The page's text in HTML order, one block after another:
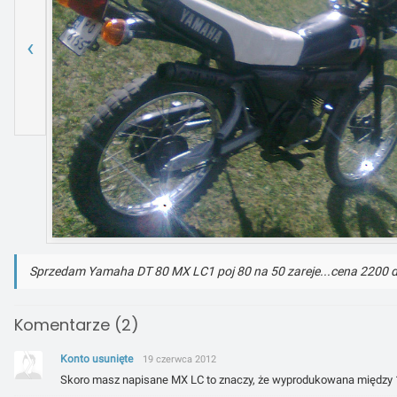
‹
Sprzedam Yamaha DT 80 MX LC1 poj 80 na 50 zareje...cena 2200
Komentarze (2)
Konto usunięte 19 czerwca 2012
Skoro masz napisane MX LC to znaczy, że wyprodukowana między